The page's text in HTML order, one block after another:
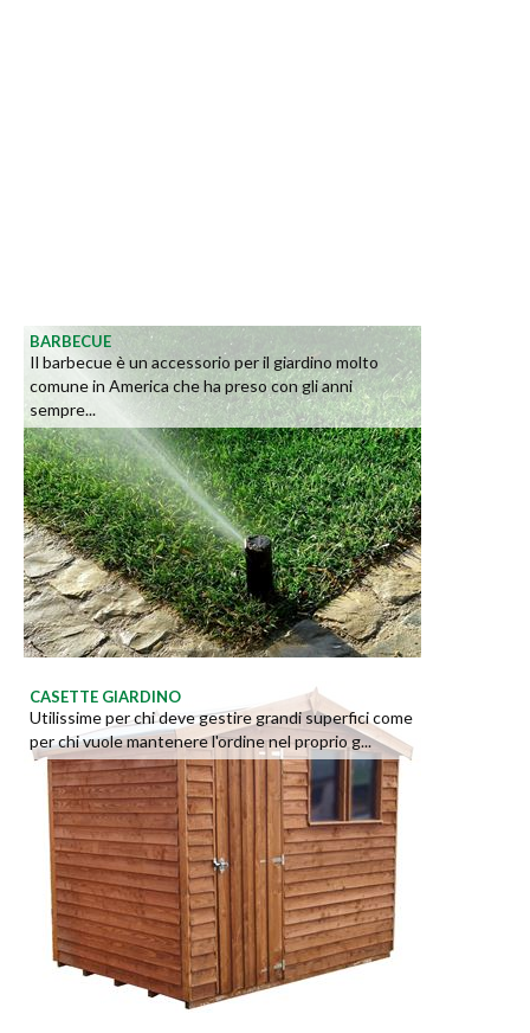
BARBECUE
Il barbecue è un accessorio per il giardino molto
comune in America che ha preso con gli anni
sempre...
CASETTE GIARDINO
Utilissime per chi deve gestire grandi superfici come
per chi vuole mantenere l'ordine nel proprio g...